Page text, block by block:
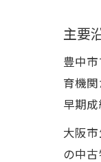
主要
豊中
育機
早期成
大阪
の中